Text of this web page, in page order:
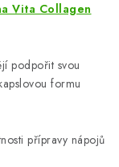
Vita Collagen
podpořit svou
formu
přípravy nápojů